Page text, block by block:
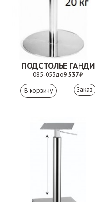
ПОДСТОЛЬЕ ГАНДИ
085-053до9 537 ₽
Заказ